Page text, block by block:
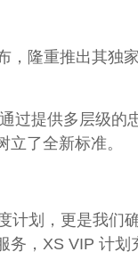
隆重推出其独
提供多层级
了全新标准。
划，更是我们
，XS VIP 计